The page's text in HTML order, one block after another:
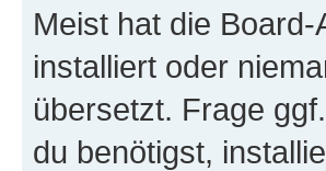
Meist hat die
installiert oder
übersetzt. Frage
du benötigst,